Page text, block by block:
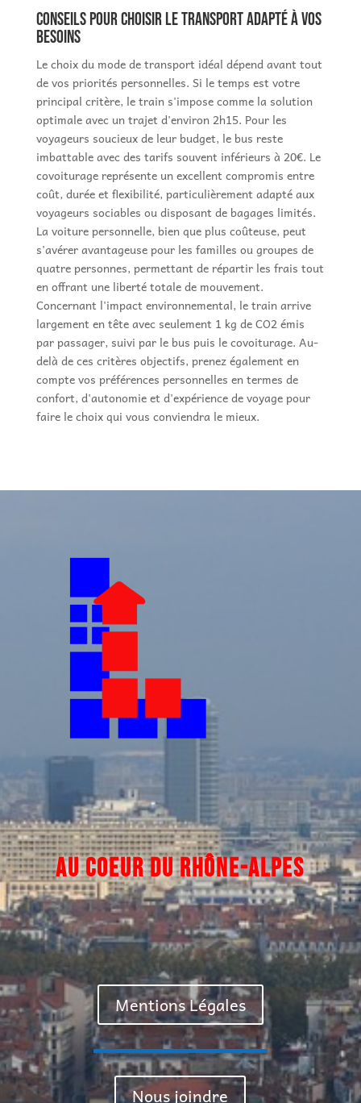
Conseils pour choisir le transport adapté à vos
besoins
Le choix du mode de transport idéal dépend avant tout
de vos priorités personnelles. Si le temps est votre
principal critère, le train s'impose comme la solution
optimale avec un trajet d'environ 2h15. Pour les
voyageurs soucieux de leur budget, le bus reste
imbattable avec des tarifs souvent inférieurs à 20€. Le
covoiturage représente un excellent compromis entre
coût, durée et flexibilité, particulièrement adapté aux
voyageurs sociables ou disposant de bagages limités.
La voiture personnelle, bien que plus coûteuse, peut
s'avérer avantageuse pour les familles ou groupes de
quatre personnes, permettant de répartir les frais tout
en offrant une liberté totale de mouvement.
Concernant l'impact environnemental, le train arrive
largement en tête avec seulement 1 kg de CO2 émis
par passager, suivi par le bus puis le covoiturage. Au-
delà de ces critères objectifs, prenez également en
compte vos préférences personnelles en termes de
confort, d'autonomie et d'expérience de voyage pour
faire le choix qui vous conviendra le mieux.
AU COEUR DURHÔNE-ALPES
Mentions Légales
Nous joindre